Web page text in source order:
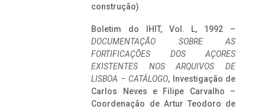
construção)
Boletim do IHIT, Vol. L, 1992 –
DOCUMENTAÇÃO SOBRE AS
FORTIFICAÇÕES DOS AÇORES
EXISTENTES NOS ARQUIVOS DE
LISBOA – CATÁLOGO, Investigação de
Carlos Neves e Filipe Carvalho –
Coordenação de Artur Teodoro de